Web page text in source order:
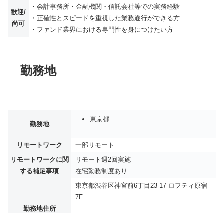
歓迎/
尚可
・会計事務所・金融機関・信託会社等での実務経験
・正確性とスピードを重視した業務遂行ができる方
・ファンド業界における専門性を身につけたい方
勤務地
勤務地
東京都
リモートワーク
一部リモート
リモートワークに関
する補足事項
リモート週2回実施
在宅勤務制度あり
勤務地住所
東京都渋谷区神宮前6丁目23-17 ロフティ原宿
7F